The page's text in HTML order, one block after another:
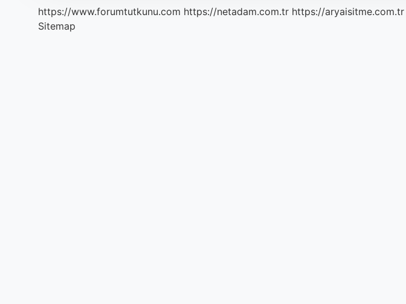
https://www.forumtutkunu.com https://netadam.com.tr https://aryaisitme.com.tr
Sitemap